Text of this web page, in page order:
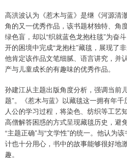
高洪波认为《惹木与蓝》是继《河源清
角的又一优秀作品，该书题材独特、角
绿色盲，却以“织就蓝色龙抱柱毯”为奋
开的困境中完成“龙抱柱”藏毯，展现了
他肯定该作品文笔细腻、语言讲究，并
产与儿童成长的有趣味的优秀作品。
孙建江从主题出版角度分析，强调当前
题”。《惹木与蓝》以藏毯这一拥有年
人公的学习过程，将染色、纺织等工艺
高僧解答困惑的方式呈现藏毯历史，避
“主题正确”与“文学性”的统一。他认为
计也十分用心，书中的故事能够很好地
趣。